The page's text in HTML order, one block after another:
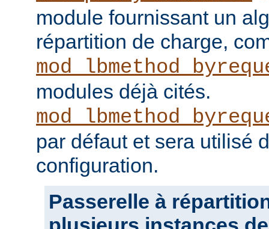
module fournissant un
répartition de charge,
modules déjà cités.
par défaut et sera utilisé
configuration.
Passerelle à